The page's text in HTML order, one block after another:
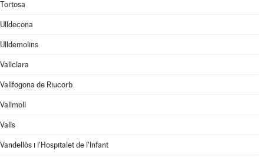
Tortosa
Ulldecona
Ulldemolins
Vallclara
Vallfogona de Riucorb
Vallmoll
Valls
Vandellòs i l'Hospitalet de l'Infant